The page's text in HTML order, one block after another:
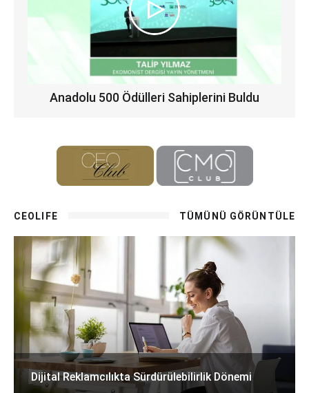
Anadolu 500 Ödülleri Sahiplerini Buldu
CEOLIFE TÜMÜNÜ GÖRÜNTÜLE
Dijital Reklamcılıkta Sürdürülebilirlik Dönemi